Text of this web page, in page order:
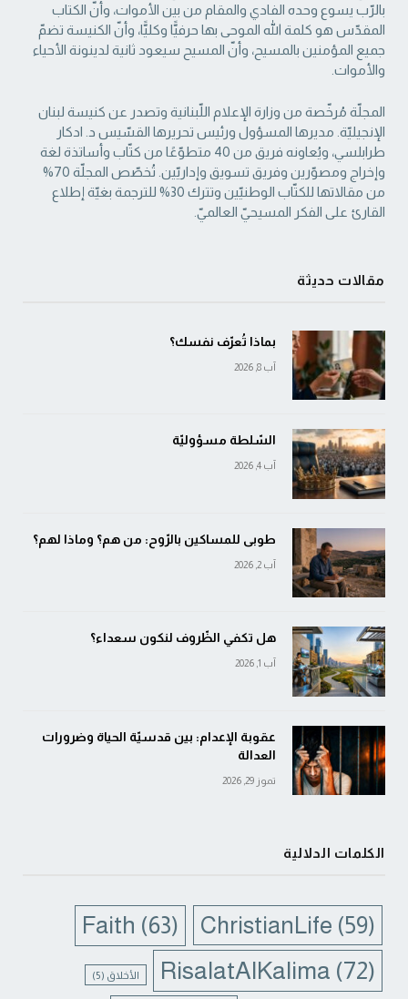
بالرّب يسوع وحده الفادي والمقام من بين الأموات، وأنّ الكتاب
‏المقدّس هو كلمة الله الموحى بها حرفيًّا وكليًّا، وأنّ الكنيسة تضمّ
جميع المؤمنين بالمسيح، وأنّ المسيح ‏سيعود ثانية لدينونة الأحياء
والأموات. ‏
المجلّة مُرخّصة من وزارة الإعلام اللّبنانية وتصدر عن كنيسة لبنان
الإنجيليّة. مديرها المسؤول ‏ورئيس تحريرها القسّيس د. ادكار
طرابلسي، ويُعاونه فريق من 40 متطوّعًا من كتّاب وأساتذة لغة
‏وإخراج ومصوّرين وفريق تسويق وإداريّين. تُخصّص المجلّة 70%
من مقالاتها للكتّاب الوطنيّين ‏وتترك 30% للترجمة بغيّة إطلاع
القارئ على الفكر المسيحيّ العالميّ.‏
مقالات حديثة
بماذا تُعرّف نفسك؟
آب 8, 2026
السّلطة مسؤوليّة
آب 4, 2026
طوبى للمساكين بالرّوح: من هم؟ وماذا لهم؟
آب 2, 2026
هل تكفي الظّروف لنكون سعداء؟
آب 1, 2026
عقوبة الإعدام: بين قدسيّة الحياة وضرورات
العدالة
تموز 29, 2026
الكلمات الدلالية
ChristianLife (59)
Faith (63)
RisalatAlKalima (72) الأخلاق (5)